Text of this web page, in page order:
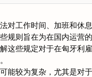
对工作时间、加班和休
规则旨在为在国内运营
这些规定对于在匈牙利
能较为复杂，尤其是对